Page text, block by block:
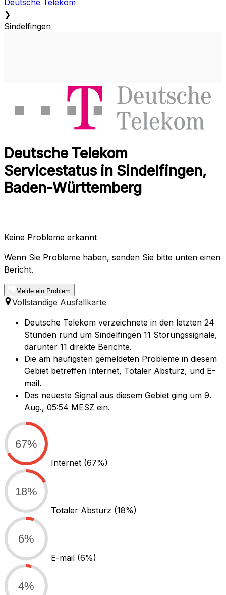
Deutsche Telekom
❯
Sindelfingen
Deutsche Telekom
Servicestatus in Sindelfingen,
Baden-Württemberg
Keine Probleme erkannt
Wenn Sie Probleme haben, senden Sie bitte unten einen
Bericht.
Melde ein Problem
Vollständige Ausfallkarte
Deutsche Telekom verzeichnete in den letzten 24
Stunden rund um Sindelfingen 11 Storungssignale,
darunter 11 direkte Berichte.
Die am haufigsten gemeldeten Probleme in diesem
Gebiet betreffen Internet, Totaler Absturz, und E-
mail.
Das neueste Signal aus diesem Gebiet ging um 9.
Aug., 05:54 MESZ ein.
67%
Internet (67%)
18%
Totaler Absturz (18%)
6%
E-mail (6%)
4%